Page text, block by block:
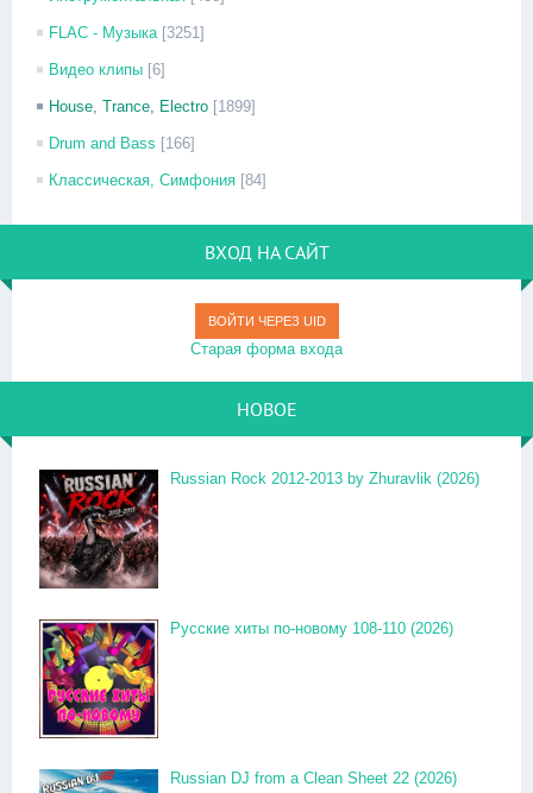
FLAC - Музыка [3251]
Видео клипы [6]
House, Trance, Electro [1899]
Drum and Bass [166]
Классическая, Симфония [84]
ВХОД НА САЙТ
ВОЙТИ ЧЕРЕЗ UID
Старая форма входа
НОВОЕ
Russian Rock 2012-2013 by Zhuravlik (2026)
Русские хиты по-новому 108-110 (2026)
Russian DJ from a Clean Sheet 22 (2026)